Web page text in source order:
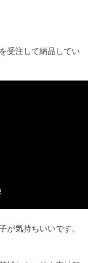
受注して納品してい
が気持ちいいです。